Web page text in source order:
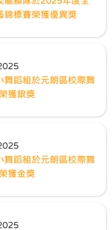
錦標賽榮獲優異獎
舞蹈組於元朗區校際舞
獲銀獎
舞蹈組於元朗區校際舞
獲金獎